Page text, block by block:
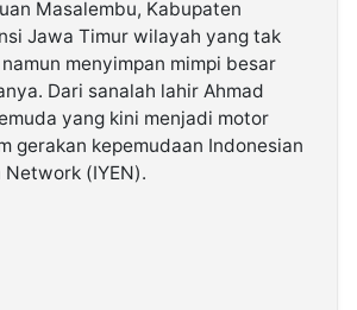
Masalembu, Kabupaten
Jawa Timur wilayah yang tak
menyimpan mimpi besar
Dari sanalah lahir Ahmad
yang kini menjadi motor
gerakan kepemudaan Indonesian
(IYEN).